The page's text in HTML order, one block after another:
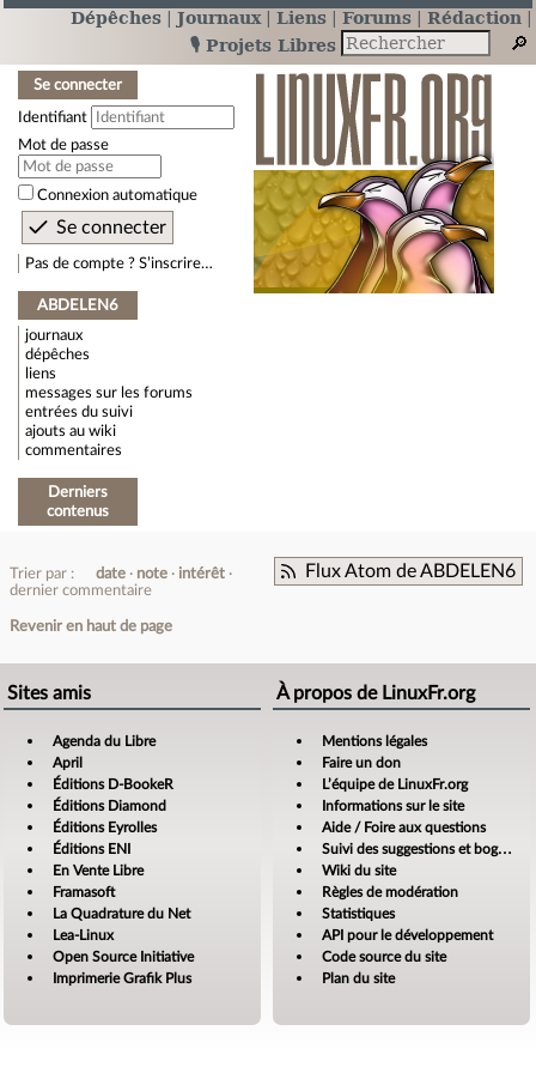
Dépêches Journaux Liens Forums
Rédaction
🎙️ Projets Libres
Se connecter
Identifiant
Mot de passe
Connexion automatique
Pas de compte ? S’inscrire…
ABDELEN6
journaux
dépêches
liens
messages sur les forums
entrées du suivi
ajouts au wiki
commentaires
Derniers
contenus
Flux Atom de ABDELEN6
Trier par : date note
intérêt
dernier commentaire
Revenir en haut de page
Sites amis
Agenda du Libre
April
Éditions D-BookeR
Éditions Diamond
Éditions Eyrolles
Éditions ENI
En Vente Libre
Framasoft
La Quadrature du Net
Lea-Linux
Open Source Initiative
Imprimerie Grafik Plus
À propos de LinuxFr.org
Mentions légales
Faire un don
L’équipe de LinuxFr.org
Informations sur le site
Aide / Foire aux questions
Suivi des suggestions et bogues
Wiki du site
Règles de modération
Statistiques
API pour le développement
Code source du site
Plan du site